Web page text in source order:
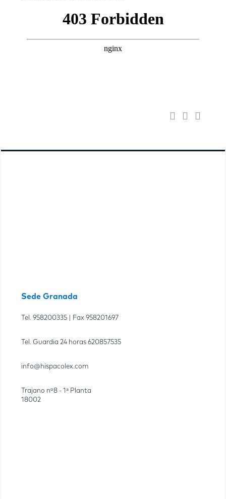
Sede Granada
Tel. 958200335 | Fax 958201697
Tel. Guardia 24 horas 620857535
info@hispacolex.com
Trajano nº8 - 1ª Planta
18002